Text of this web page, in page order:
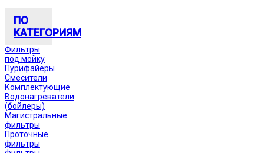
ПО
КАТЕГОРИЯМ
Фильтры
под мойку
Пурифайеры
Смесители
Комплектующие
Водонагреватели
(бойлеры)
Магистральные
фильтры
Проточные
фильтры